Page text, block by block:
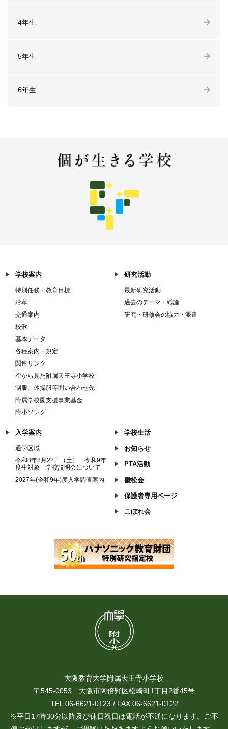
4年生
5年生
6年生
学校案内
特別任務・教育目標
沿革
交通案内
校歌
基本データ
各種案内・規定
関連リンク
空から見た附属天王寺小学校
制服、体操服等問い合わせ先
附属学校園支援事業基金
附小ソング
研究活動
最新研究活動
過去のテーマ・総論
研究・研修会の協力・派遣
入学案内
通学区域
令和8年8月22日（土） 令和9年
度生対象 学校説明会について
2027年(令和9年)度入学調査案内
学校生活
お知らせ
PTA活動
雛松会
保護者専用ページ
こぼれ会
大阪教育大学附属天王寺小学校
〒545-0053 大阪市阿倍野区松崎町1丁目2番45号
TEL 06-6621-0123 / FAX 06-6621-0122
※平日17時30分以降及び休日祝日は電話が不通になります。ご不